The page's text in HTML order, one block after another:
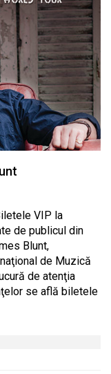
VIP la
de publicul din
Blunt,
de Muzică
de atenţia
se află biletele